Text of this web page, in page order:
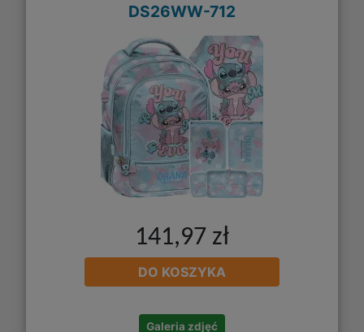
DS26WW-712
141,97 zł
DO KOSZYKA
Galeria zdjęć